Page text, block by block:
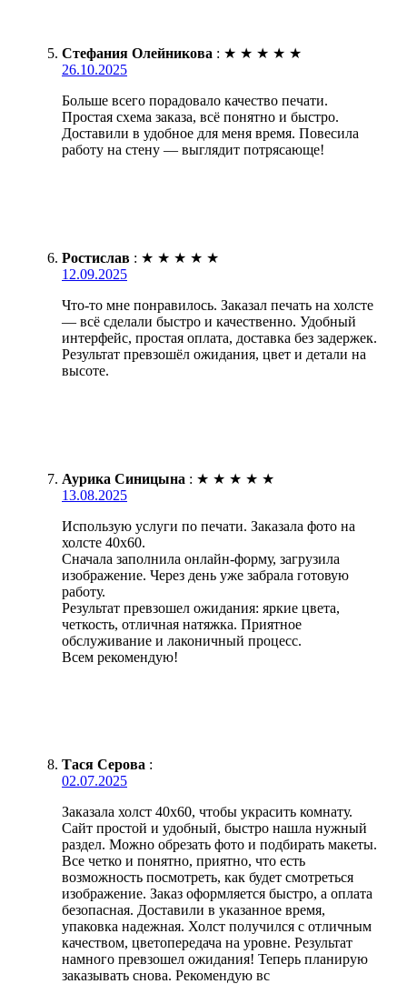
Стефания Олейникова : ★ ★ ★ ★ ★
26.10.2025
Больше всего порадовало качество печати.
Простая схема заказа, всё понятно и быстро.
Доставили в удобное для меня время. Повесила
работу на стену — выглядит потрясающе!
Ростислав : ★ ★ ★ ★ ★
12.09.2025
Что-то мне понравилось. Заказал печать на холсте
— всё сделали быстро и качественно. Удобный
интерфейс, простая оплата, доставка без задержек.
Результат превзошёл ожидания, цвет и детали на
высоте.
Аурика Синицына : ★ ★ ★ ★ ★
13.08.2025
Использую услуги по печати. Заказала фото на
холсте 40х60.
Сначала заполнила онлайн-форму, загрузила
изображение. Через день уже забрала готовую
работу.
Результат превзошел ожидания: яркие цвета,
четкость, отличная натяжка. Приятное
обслуживание и лаконичный процесс.
Всем рекомендую!
Тася Серова :
02.07.2025
Заказала холст 40х60, чтобы украсить комнату.
Сайт простой и удобный, быстро нашла нужный
раздел. Можно обрезать фото и подбирать макеты.
Все четко и понятно, приятно, что есть
возможность посмотреть, как будет смотреться
изображение. Заказ оформляется быстро, а оплата
безопасная. Доставили в указанное время,
упаковка надежная. Холст получился с отличным
качеством, цветопередача на уровне. Результат
намного превзошел ожидания! Теперь планирую
заказывать снова. Рекомендую вс